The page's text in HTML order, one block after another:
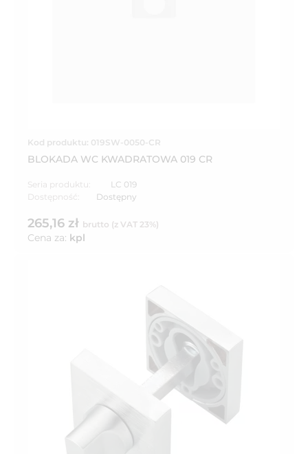
Kod produktu: 019SW-0050-CR
BLOKADA WC KWADRATOWA 019 CR
Seria produktu:
LC 019
Dostępność:
Dostępny
265,16 zł brutto (z VAT 23%)
Cena za: kpl